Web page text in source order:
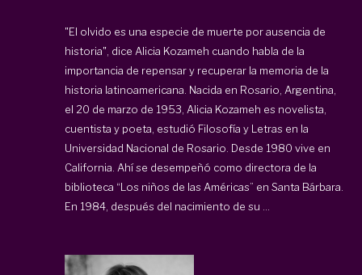
"El olvido es una especie de muerte por ausencia de
historia", dice Alicia Kozameh cuando habla de la
importancia de repensar y recuperar la memoria de la
historia latinoamericana. Nacida en Rosario, Argentina,
el 20 de marzo de 1953, Alicia Kozameh es novelista,
cuentista y poeta, estudió Filosofía y Letras en la
Universidad Nacional de Rosario. Desde 1980 vive en
California. Ahí se desempeñó como directora de la
biblioteca “Los niños de las Américas” en Santa Bárbara.
En 1984, después del nacimiento de su ...